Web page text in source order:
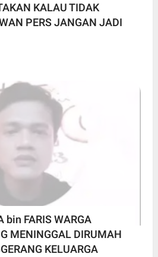
KALAU TIDAK
PERS JANGAN JADI
bin FARIS WARGA
MENINGGAL DIRUMAH
KELUARGA